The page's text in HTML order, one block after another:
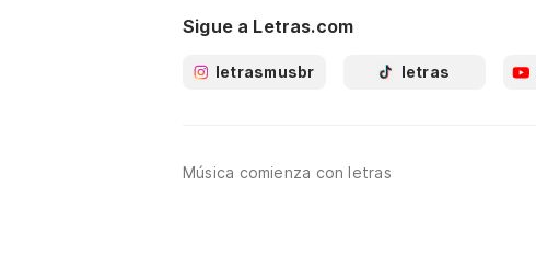
Sigue a Letras.com
letrasmusbr letras
Música comienza con letras